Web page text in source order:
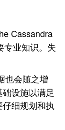
Cassandra
专业知识。失
也会随之增
设施以满足
细规划和执